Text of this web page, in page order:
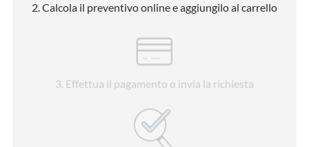
2. Calcola il preventivo online e aggiungilo al carrello
3. Effettua il pagamento o invia la richiesta